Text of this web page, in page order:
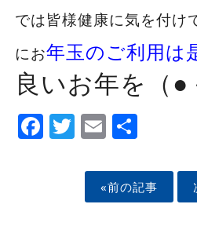
では皆様健康に気を付け
にお年玉のご利用は
良いお年を（●
Facebook
Twitter
EmailShare
«前の記事